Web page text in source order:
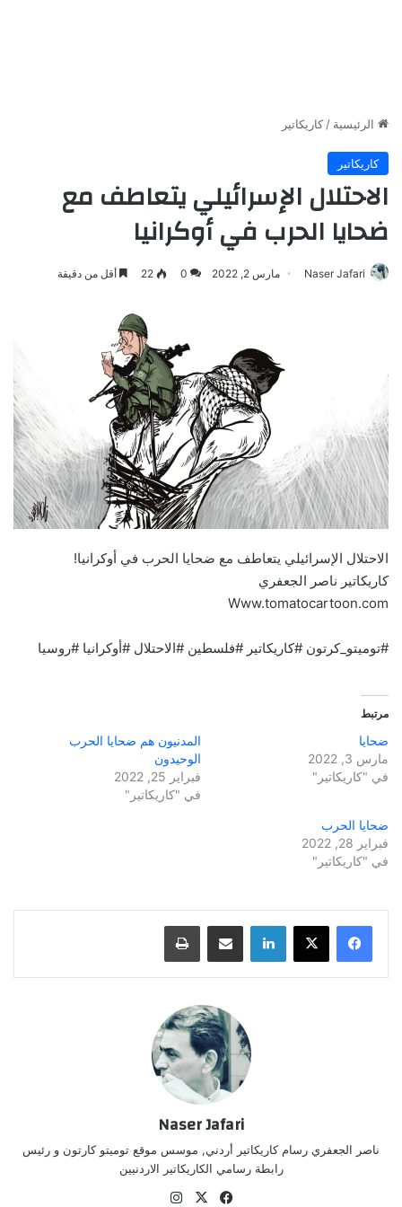
الرئيسية / كاريكاتير
كاريكاتير
الاحتلال الإسرائيلي يتعاطف مع
ضحايا الحرب في أوكرانيا
Naser Jafari مارس 2, 2022 0
22 أقل من دقيقة
الاحتلال الإسرائيلي يتعاطف مع ضحايا الحرب في أوكرانيا!
كاريكاتير ناصر الجعفري
Www.tomatocartoon.com
#توميتو_كرتون #كاريكاتير #فلسطين #الاحتلال #أوكرانيا #روسيا
مرتبط
ضحايا
مارس 3, 2022
في "كاريكاتير"
المدنيون هم ضحايا الحرب
الوحيدون
فبراير 25, 2022
في "كاريكاتير"
ضحايا الحرب
فبراير 28, 2022
في "كاريكاتير"
لينكدإن مشاركة عبر البريد طباعة
Naser Jafari
ناصر الجعفري رسام كاريكاتير أردني, موسس موقع توميتو كارتون و رئيس
رابطة رسامي الكاريكاتير الاردنيين
فيسبوك
‫X